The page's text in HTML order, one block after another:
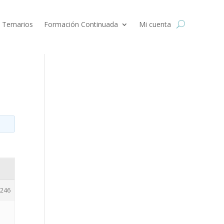
Formación Continuada Mi cuenta